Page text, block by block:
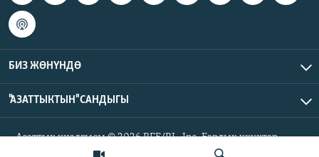
БИЗ ЖӨНҮНДӨ
"АЗАТТЫКТЫН" САНДЫГЫ
Азаттык үналгысы © 2026 RFE/RL, Inc. Бардык укуктар